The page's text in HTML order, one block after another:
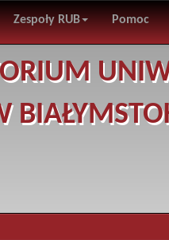
Zespoły RUB Pomoc